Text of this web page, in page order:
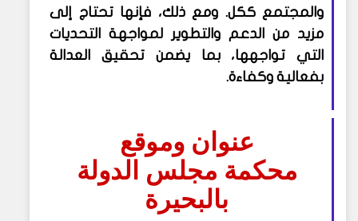
والمجتمع ككل. ومع ذلك، فإنها تحتاج إلى
مزيد من الدعم والتطوير لمواجهة التحديات
التي تواجهها، بما يضمن تحقيق العدالة
بفعالية وكفاءة.
عنوان وموقع
محكمة مجلس الدولة
بالبحيرة